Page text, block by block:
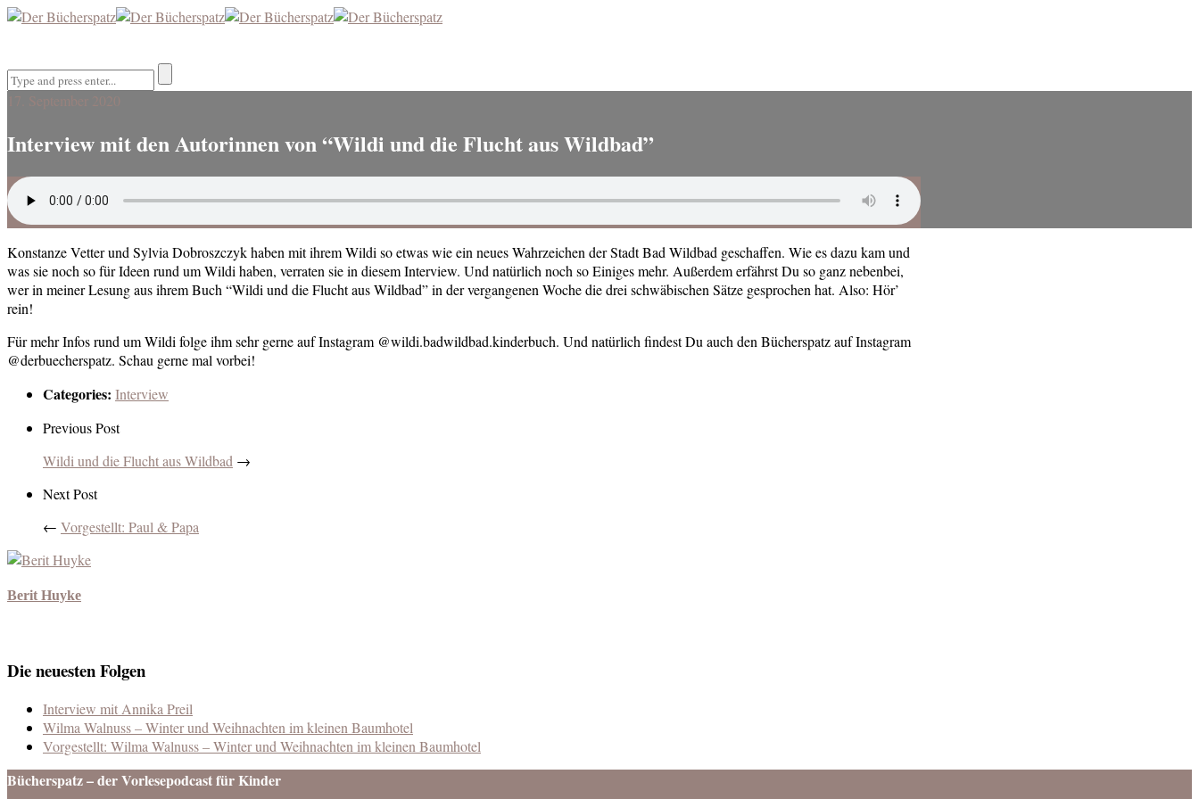
17. September 2020
Interview mit den Autorinnen von “Wildi und die Flucht aus Wildbad”
Konstanze Vetter und Sylvia Dobroszczyk haben mit ihrem Wildi so etwas wie ein neues Wahrzeichen der Stadt Bad Wildbad geschaffen. Wie es dazu kam und
was sie noch so für Ideen rund um Wildi haben, verraten sie in diesem Interview. Und natürlich noch so Einiges mehr. Außerdem erfährst Du so ganz nebenbei,
wer in meiner Lesung aus ihrem Buch “Wildi und die Flucht aus Wildbad” in der vergangenen Woche die drei schwäbischen Sätze gesprochen hat. Also: Hör’
rein!
Für mehr Infos rund um Wildi folge ihm sehr gerne auf Instagram @wildi.badwildbad.kinderbuch. Und natürlich findest Du auch den Bücherspatz auf Instagram
@derbuecherspatz. Schau gerne mal vorbei!
Categories: Interview
Previous Post
Wildi und die Flucht aus Wildbad →
Next Post
← Vorgestellt: Paul & Papa
Berit Huyke
Die neuesten Folgen
Interview mit Annika Preil
Wilma Walnuss – Winter und Weihnachten im kleinen Baumhotel
Vorgestellt: Wilma Walnuss – Winter und Weihnachten im kleinen Baumhotel
Bücherspatz – der Vorlesepodcast für Kinder